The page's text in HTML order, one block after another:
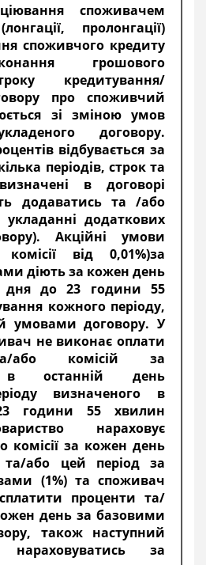
споживачем
пролонгації)
споживчого кредиту
грошового
кредитування/
про споживчий
зі зміною умов
договору.
відбувається за
періодів, строк та
в договорі
додаватись та /або
додаткових
Акційні умови
від 0,01%)за
діють за кожен день
дня до 23 години 55
кожного періоду,
умовами договору. У
не виконає оплати
або комісій за
в останній день
визначеного в
години 55 хвилин
нараховує
комісії за кожен день
та/або цей період за
(1%) та споживач
проценти та/
день за базовими
також наступний
за